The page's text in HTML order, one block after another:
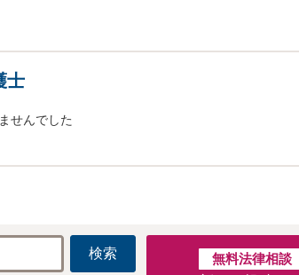
士
せんでした
検索 無料法律相談